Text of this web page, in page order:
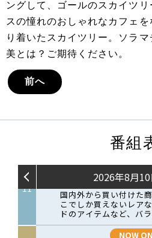
ングして、ゴールのスカイツ
スの憧れのおしゃれなカフェ
り着いたスカイツリー。ソラ
美とは？ご期待ください。
前へ
番組